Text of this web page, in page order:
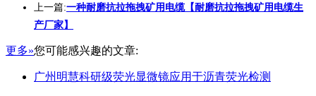
上一篇:一种耐磨抗拉拖拽矿用电缆【耐磨抗拉拖拽矿用电缆生
产厂家】
更多»您可能感兴趣的文章:
广州明慧科研级荧光显微镜应用于沥青荧光检测